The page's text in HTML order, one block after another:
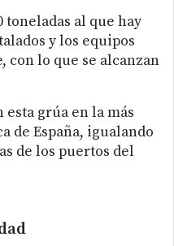
toneladas al que hay
y los equipos
con lo que se alcanzan
grúa en la más
de España, igualando
de los puertos del